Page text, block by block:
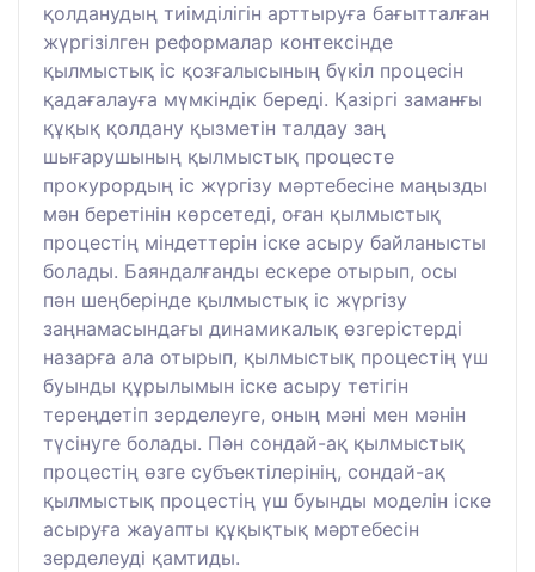
қолданудың тиімділігін арттыруға бағытталған
жүргізілген реформалар контексінде
қылмыстық іс қозғалысының бүкіл процесін
қадағалауға мүмкіндік береді. Қазіргі заманғы
құқық қолдану қызметін талдау заң
шығарушының қылмыстық процесте
прокурордың іс жүргізу мәртебесіне маңызды
мән беретінін көрсетеді, оған қылмыстық
процестің міндеттерін іске асыру байланысты
болады. Баяндалғанды ескере отырып, осы
пән шеңберінде қылмыстық іс жүргізу
заңнамасындағы динамикалық өзгерістерді
назарға ала отырып, қылмыстық процестің үш
буынды құрылымын іске асыру тетігін
тереңдетіп зерделеуге, оның мәні мен мәнін
түсінуге болады. Пән сондай-ақ қылмыстық
процестің өзге субъектілерінің, сондай-ақ
қылмыстық процестің үш буынды моделін іске
асыруға жауапты құқықтық мәртебесін
зерделеуді қамтиды.